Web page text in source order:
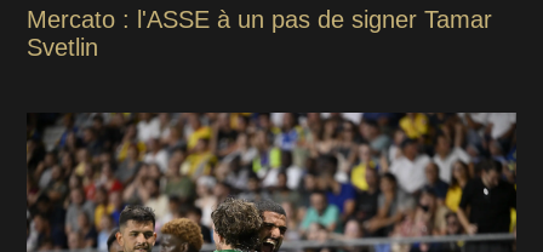
Mercato : l'ASSE à un pas de signer Tamar
Svetlin